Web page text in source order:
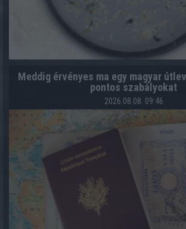
Meddig érvényes ma egy magyar
pontos szabályokat
2026.08.08. 09:46